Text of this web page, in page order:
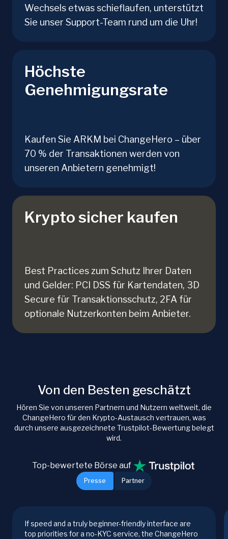
Wechsels etwas schieflaufen, unterstützt
Sie unser Support-Team rund um die Uhr!
Höchste
Genehmigungsrate
Kaufen Sie ARKM bei ChangeHero – über
70 % der Transaktionen werden von
unseren Anbietern genehmigt!
Krypto sicher kaufen
Best Practices zum Schutz Ihrer Daten
und Gelder: PCI DSS für Kartendaten, 3D
Secure für Transaktionsschutz, 2FA für
optionale Nutzerkonten beim Anbieter.
Von den Besten geschätzt
Hören Sie von unseren Partnern und Nutzern weltweit, die
ChangeHero für den Krypto-Austausch vertrauen, was
durch unsere ausgezeichnete Trustpilot-Bewertung belegt
wird.
Presse Partner
Top-bewertete Börse auf
If speed and a truly beginner-friendly interface are
top priorities for a no-KYC service, the ChangeHero